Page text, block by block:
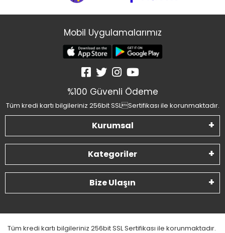
Mobil Uygulamalarımız
%100 Güvenli Ödeme
Tüm kredi kartı bilgileriniz 256bit SSLSertifikası ile korunmaktadır.
Kurumsal
Kategoriler
Bize Ulaşın
Tüm kredi kartı bilgileriniz 256bit SSL Sertifikası ile korunmaktadır.